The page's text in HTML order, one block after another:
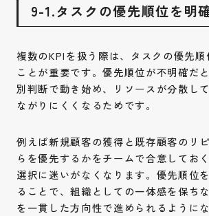
Contact
採用情報
Recruit
9-1.タスクの優先順位を明
複数のKPIを扱う際は、タスクの優先順
ことが重要です。優先順位が不明確だ
別判断で動き始め、リソースが分散し
ながりにくくなるためです。
例えば新規顧客の獲得と既存顧客のリ
らを優先するかをチームで合意してお
選択に迷いがなくなります。優先順位
ることで、組織としての一体感を保ち
を一貫した方向性で進められるようにな